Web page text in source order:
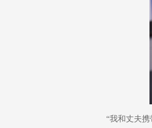
“我和丈夫